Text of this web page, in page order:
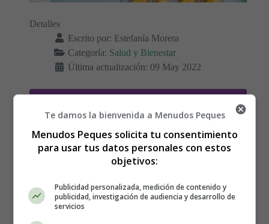
Detalles
Escrito por: Estefanía Morera
Categoría: Salud y Bienestar
Última actualización: 09 May 2022
y tratamiento
Causas y Prevención
Te damos la bienvenida a Menudos Peques
Menudos Peques solicita tu consentimiento
para usar tus datos personales con estos
objetivos:
Publicidad personalizada, medición de contenido y
publicidad, investigación de audiencia y desarrollo de
servicios